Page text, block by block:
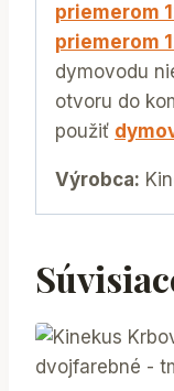
priemerom
priemerom
dymovodu
otvoru do
použiť
Výrobca: